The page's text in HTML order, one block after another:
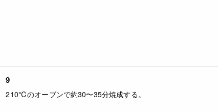
9
210℃のオーブンで約30〜35分焼成する。